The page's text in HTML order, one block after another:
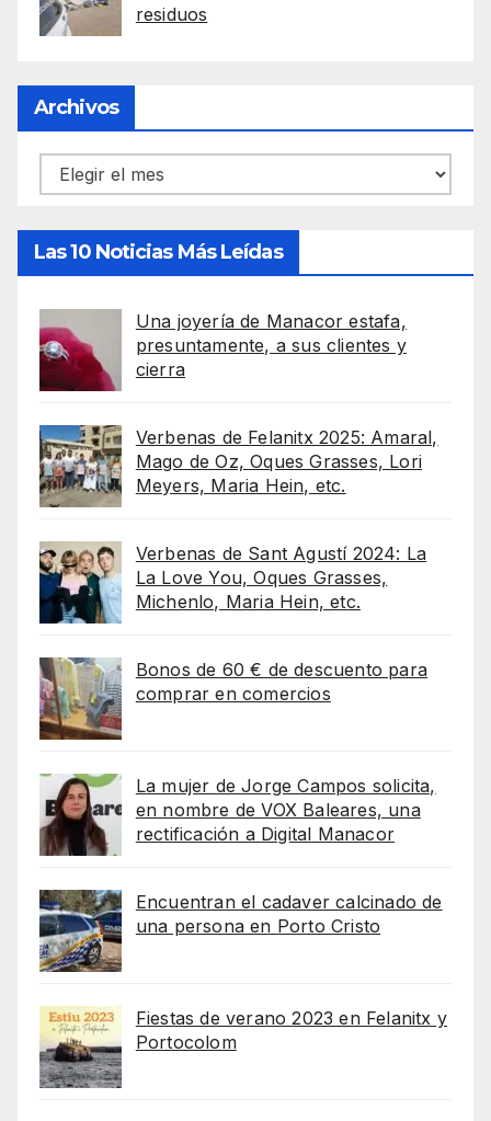
residuos
Archivos
Archivos
Las 10 Noticias Más Leídas
Una joyería de Manacor estafa,
presuntamente, a sus clientes y
cierra
Verbenas de Felanitx 2025: Amaral,
Mago de Oz, Oques Grasses, Lori
Meyers, Maria Hein, etc.
Verbenas de Sant Agustí 2024: La
La Love You, Oques Grasses,
Michenlo, Maria Hein, etc.
Bonos de 60 € de descuento para
comprar en comercios
La mujer de Jorge Campos solicita,
en nombre de VOX Baleares, una
rectificación a Digital Manacor
Encuentran el cadaver calcinado de
una persona en Porto Cristo
Fiestas de verano 2023 en Felanitx y
Portocolom